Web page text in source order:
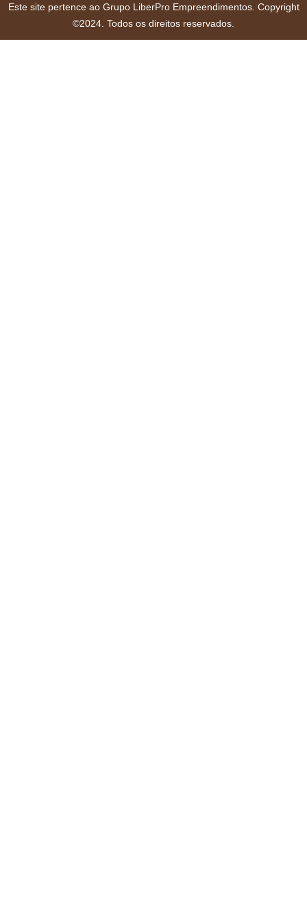
Este site pertence ao Grupo LiberPro Empreendimentos. Copyright
©2024. Todos os direitos reservados.